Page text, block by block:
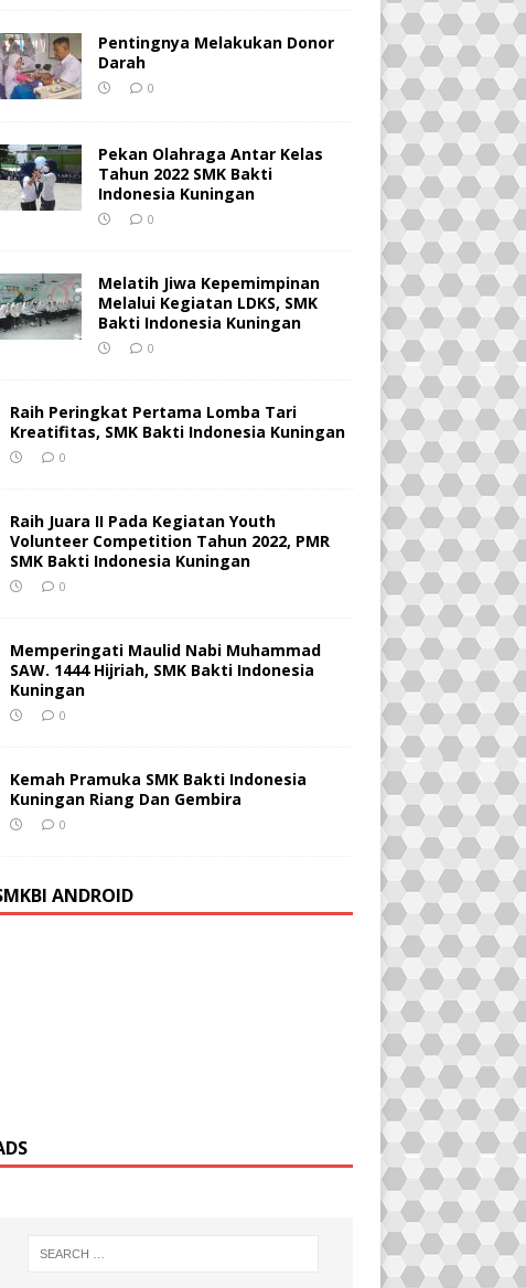
Pentingnya Melakukan Donor
Darah
0
Pekan Olahraga Antar Kelas
Tahun 2022 SMK Bakti
Indonesia Kuningan
0
Melatih Jiwa Kepemimpinan
Melalui Kegiatan LDKS, SMK
Bakti Indonesia Kuningan
0
Raih Peringkat Pertama Lomba Tari
Kreatifitas, SMK Bakti Indonesia Kuningan
0
Raih Juara II Pada Kegiatan Youth
Volunteer Competition Tahun 2022, PMR
SMK Bakti Indonesia Kuningan
0
Memperingati Maulid Nabi Muhammad
SAW. 1444 Hijriah, SMK Bakti Indonesia
Kuningan
0
Kemah Pramuka SMK Bakti Indonesia
Kuningan Riang Dan Gembira
0
ANDROID